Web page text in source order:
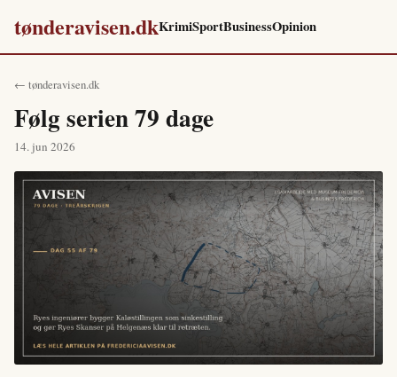
tønderavisen.dkKrimiSportBusinessOpinion
← tønderavisen.dk
Følg serien 79 dage
14. jun 2026